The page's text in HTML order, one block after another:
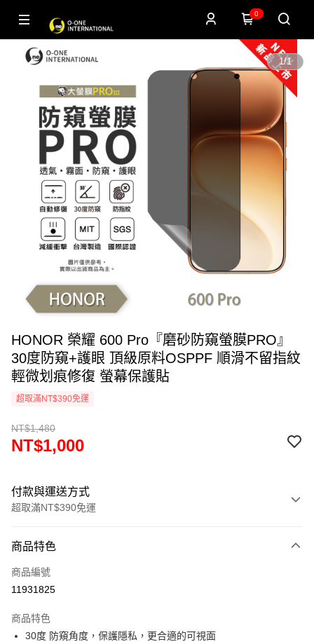
0
1/1
HONOR 榮耀 600 Pro『磨砂防窺螢膜PRO』
30度防窺+護眼 頂級原料OSPPF 順滑不留指紋
輕微划痕修復 螢幕保護貼
超取滿NT$390免運
NT$1,480
NT$1,000
付款與運送方式
超取滿NT$390免運
信用卡一次付款
超商取貨付款
Apple Pay
商品特色
商品編號
11931825
商品特色
30度 防窺角度，保護隱私，更合適的可視面